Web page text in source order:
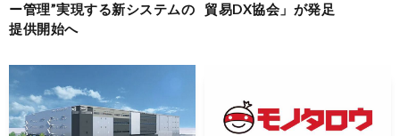
ー管理”実現する新システムの
提供開始へ
貿易DX協会」が発足